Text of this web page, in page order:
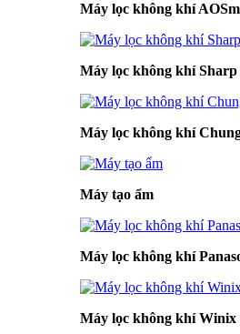
Máy lọc không khí
Máy lọc không khí
Máy lọc không khí
Máy tạo ẩm
Máy lọc không khí
Máy lọc không khí Winix